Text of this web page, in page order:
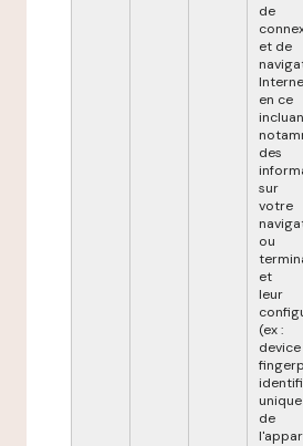
de
et de
en ce
des
sur
votre
ou
et
leur
(ex :
device
unique
de